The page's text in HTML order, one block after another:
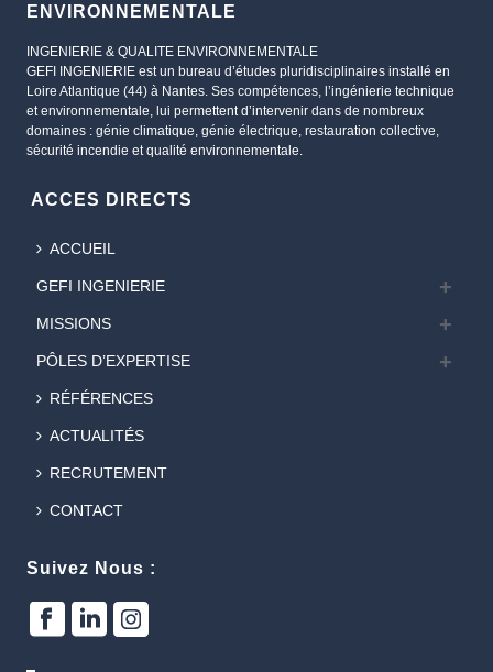
ENVIRONNEMENTALE
INGENIERIE & QUALITE ENVIRONNEMENTALE
GEFI INGENIERIE est un bureau d’études pluridisciplinaires installé en
Loire Atlantique (44) à Nantes. Ses compétences, l’ingénierie technique
et environnementale, lui permettent d’intervenir dans de nombreux
domaines : génie climatique, génie électrique, restauration collective,
sécurité incendie et qualité environnementale.
ACCES DIRECTS
ACCUEIL
GEFI INGENIERIE
MISSIONS
PÔLES D’EXPERTISE
RÉFÉRENCES
ACTUALITÉS
RECRUTEMENT
CONTACT
Suivez Nous :